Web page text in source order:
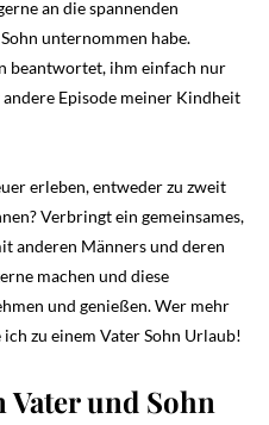
an die spannenden
unternommen habe.
beantwortet, ihm einfach nur
Episode meiner Kindheit
erleben, entweder zu zweit
Verbringt ein gemeinsames,
anderen Männers und deren
machen und diese
und genießen. Wer mehr
zu einem Vater Sohn Urlaub!
und Sohn